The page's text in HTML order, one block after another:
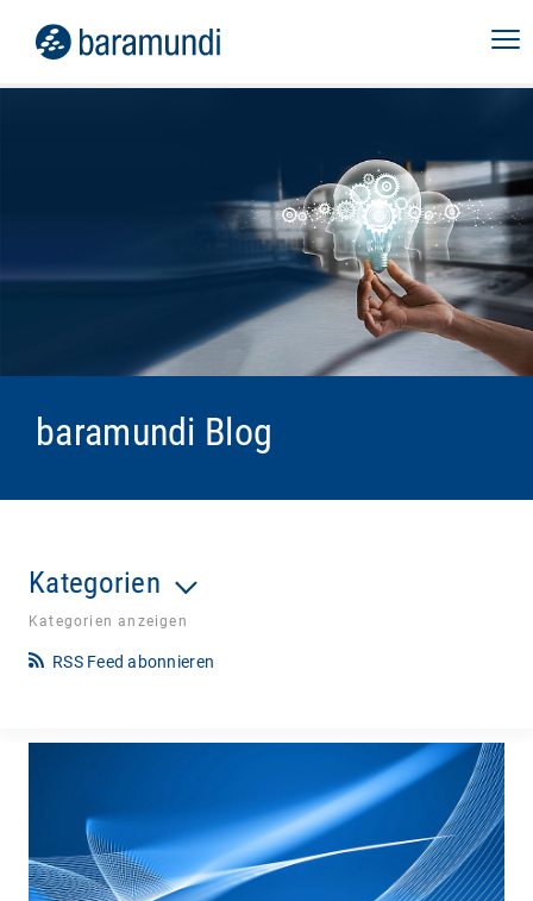
baramundi Blog
Kategorien
Kategorien anzeigen
RSS Feed abonnieren